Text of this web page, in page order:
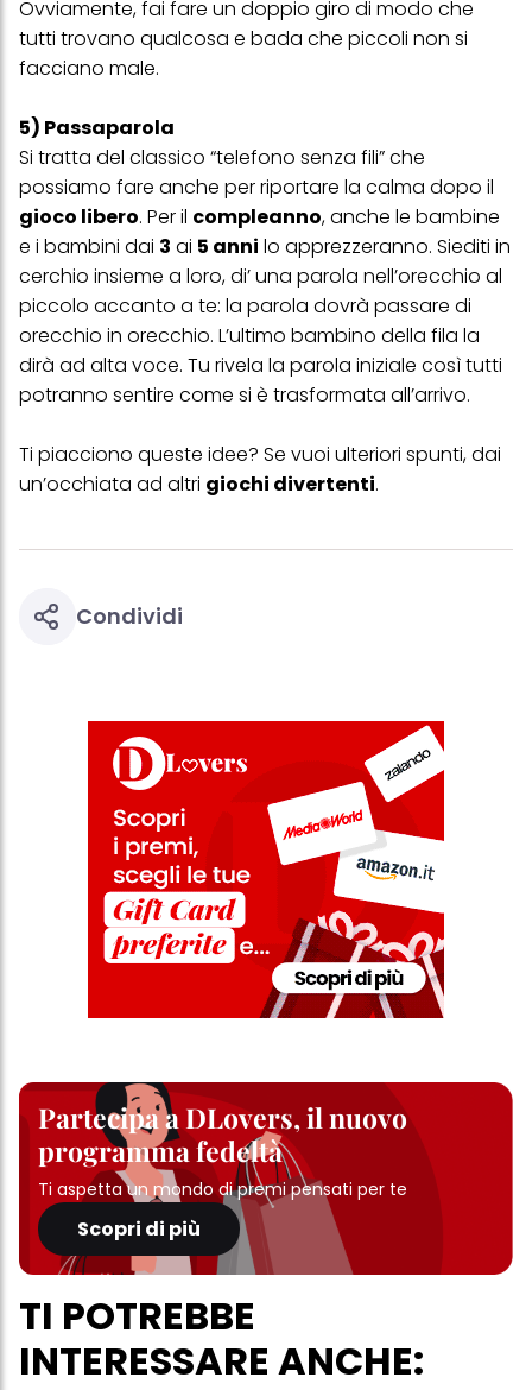
Ovviamente, fai fare un doppio giro di modo che
tutti trovano qualcosa e bada che piccoli non si
facciano male.
5) Passaparola
Si tratta del classico “telefono senza fili” che
possiamo fare anche per riportare la calma dopo il
gioco libero. Per il compleanno, anche le bambine
e i bambini dai 3 ai 5 anni lo apprezzeranno. Siediti in
cerchio insieme a loro, di’ una parola nell’orecchio al
piccolo accanto a te: la parola dovrà passare di
orecchio in orecchio. L’ultimo bambino della fila la
dirà ad alta voce. Tu rivela la parola iniziale così tutti
potranno sentire come si è trasformata all’arrivo.
Ti piacciono queste idee? Se vuoi ulteriori spunti, dai
un’occhiata ad altri giochi divertenti.
Condividi
Partecipa a DLovers, il nuovo
programma fedeltà
Ti aspetta un mondo di premi pensati per te
Scopri di più
TI POTREBBE
INTERESSARE ANCHE:
clic su "modifica" di seguito".
Se fai clic su "Modifica" potrai trovare maggiori informazioni sul
trattamento dei tuoi dati / sull'uso dei cookie e consentirli per uno o
acconsenti all'uso dei cookie e al trattamento dei tuoi dati
personali per tutte le finalità sopra indicate. Se fai clic su "Rifiuta",
verranno utilizzati solo i cookie tecnicamente necessari per fornirti
questo sito web.